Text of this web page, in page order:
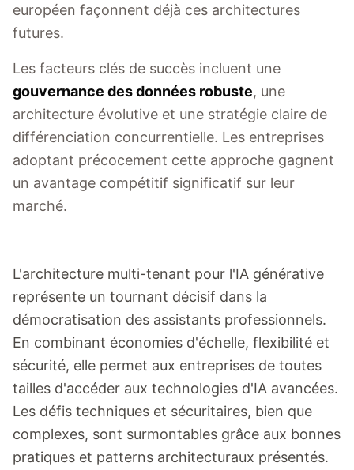
européen façonnent déjà ces architectures
futures.
Les facteurs clés de succès incluent une
gouvernance des données robuste, une
architecture évolutive et une stratégie claire de
différenciation concurrentielle. Les entreprises
adoptant précocement cette approche gagnent
un avantage compétitif significatif sur leur
marché.
L'architecture multi-tenant pour l'IA générative
représente un tournant décisif dans la
démocratisation des assistants professionnels.
En combinant économies d'échelle, flexibilité et
sécurité, elle permet aux entreprises de toutes
tailles d'accéder aux technologies d'IA avancées.
Les défis techniques et sécuritaires, bien que
complexes, sont surmontables grâce aux bonnes
pratiques et patterns architecturaux présentés.